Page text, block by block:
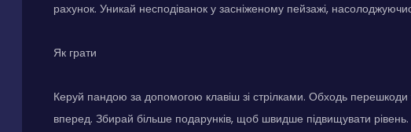
рахунок. Уникай несподіванок у засніженому пейзажі,
Як грати
Керуй пандою за допомогою клавіш зі стрілками. Обходь
вперед. Збирай більше подарунків, щоб швидше підвищувати